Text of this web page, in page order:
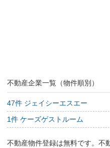
不動産企業一覧（物件順別）
47件 ジェイシーエスエー
1件 ケーズゲストルーム
不動産物件登録は無料です。不